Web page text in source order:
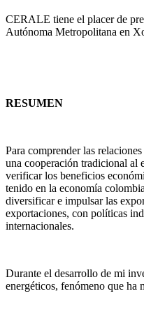
CERALE tiene el placer de
Autónoma Metropolitana en
RESUMEN
Para comprender las
una cooperación tradicional al
verificar los beneficios
tenido en la economía
diversificar e impulsar las
exportaciones, con políticas
internacionales.
Durante el desarrollo de mi
energéticos, fenómeno que ha